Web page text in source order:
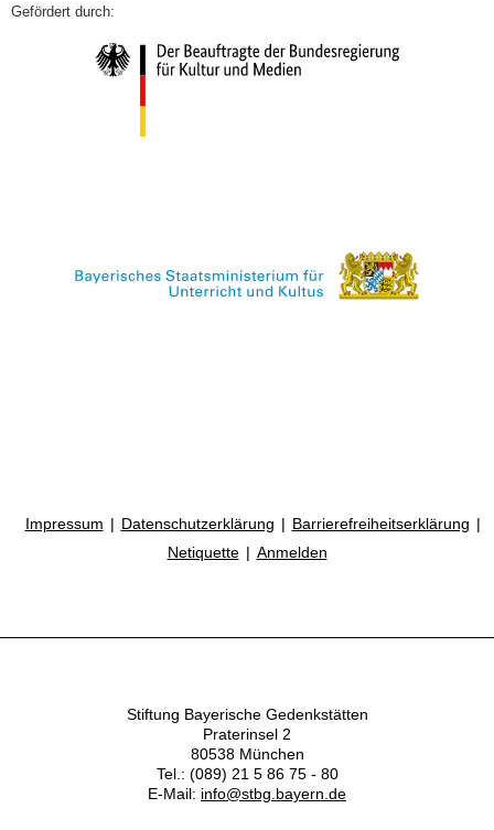
Impressum Datenschutzerklärung
Barrierefreiheitserklärung
Netiquette
Anmelden
Stiftung Bayerische Gedenkstätten
Praterinsel 2
80538 München
Tel.: (089) 21 5 86 75 - 80
E-Mail: info@stbg.bayern.de